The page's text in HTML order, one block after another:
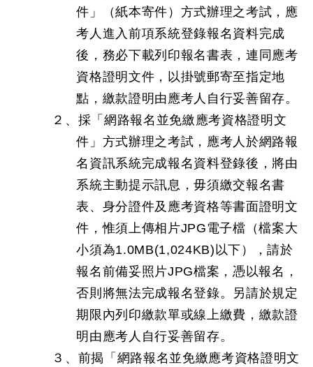
件」（紙本寄件）方式辦理之考試，應
考人進入前項系統登錄報名資料完成
後，務必下載列印報名書表，連同應考
資格證明文件，以掛號郵寄至指定地
點，繳款證明由應考人自行妥善留存。
２、採「網路報名並免繳應考資格證明文
件」方式辦理之考試，應考人於網路報
名資訊系統完成報名資料登錄後，將由
系統主動提示訊息，毋須繳交報名書
表、身分證件及應考資格等書面證明文
件，惟須上傳相片JPG電子檔（檔案大
小須為1.0MB(1,024KB)以下），請於
報名前備妥照片JPG檔案，憑以報名，
否則將無法完成報名登錄。另請於規定
期限內列印繳款單或線上繳費，繳款證
明由應考人自行妥善留存。
３、前揭「網路報名並免繳應考資格證明文